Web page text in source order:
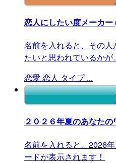
恋人にしたい度メーカー
名前を入れると、その
たいと思われているかが
恋愛 恋人 タイプ ...
２０２６年夏のあなたの
名前を入れると、2026
ードが表示されます！